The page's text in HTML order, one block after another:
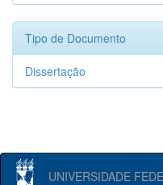
Tipo de Documento
Dissertação
UNIVERSIDADE